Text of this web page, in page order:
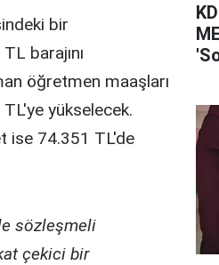
bir
barajını
öğretmen maaşları
yükselecek.
ise 74.351 TL'de
sözleşmeli
çekici bir